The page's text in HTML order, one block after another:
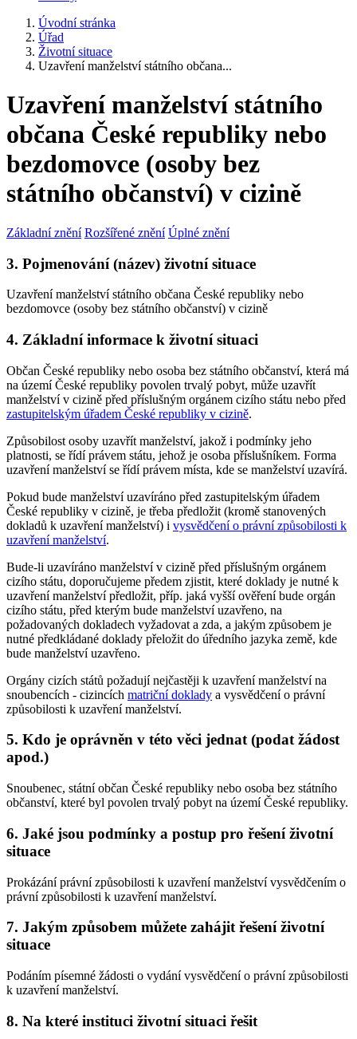
Úvodní stránka
Úřad
Životní situace
Uzavření manželství státního občana...
Uzavření manželství státního
občana České republiky nebo
bezdomovce (osoby bez
státního občanství) v cizině
Základní znění Rozšířené znění Úplné znění
3. Pojmenování (název) životní situace
Uzavření manželství státního občana České republiky nebo
bezdomovce (osoby bez státního občanství) v cizině
4. Základní informace k životní situaci
Občan České republiky nebo osoba bez státního občanství, která má
na území České republiky povolen trvalý pobyt, může uzavřít
manželství v cizině před příslušným orgánem cizího státu nebo před
zastupitelským úřadem České republiky v cizině.
Způsobilost osoby uzavřít manželství, jakož i podmínky jeho
platnosti, se řídí právem státu, jehož je osoba příslušníkem. Forma
uzavření manželství se řídí právem místa, kde se manželství uzavírá.
Pokud bude manželství uzavíráno před zastupitelským úřadem
České republiky v cizině, je třeba předložit (kromě stanovených
dokladů k uzavření manželství) i vysvědčení o právní způsobilosti k
uzavření manželství.
Bude-li uzavíráno manželství v cizině před příslušným orgánem
cizího státu, doporučujeme předem zjistit, které doklady je nutné k
uzavření manželství předložit, příp. jaká vyšší ověření bude orgán
cizího státu, před kterým bude manželství uzavřeno, na
požadovaných dokladech vyžadovat a zda, a jakým způsobem je
nutné předkládané doklady přeložit do úředního jazyka země, kde
bude manželství uzavřeno.
Orgány cizích států požadují nejčastěji k uzavření manželství na
snoubencích - cizincích matriční doklady a vysvědčení o právní
způsobilosti k uzavření manželství.
5. Kdo je oprávněn v této věci jednat (podat žádost
apod.)
Snoubenec, státní občan České republiky nebo osoba bez státního
občanství, které byl povolen trvalý pobyt na území České republiky.
6. Jaké jsou podmínky a postup pro řešení životní
situace
Prokázání právní způsobilosti k uzavření manželství vysvědčením o
právní způsobilosti k uzavření manželství.
7. Jakým způsobem můžete zahájit řešení životní
situace
Podáním písemné žádosti o vydání vysvědčení o právní způsobilosti
k uzavření manželství.
8. Na které instituci životní situaci řešit